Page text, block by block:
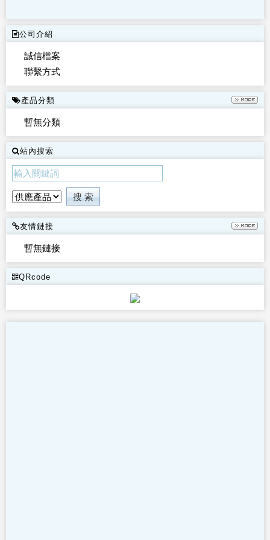
公司介紹
誠信檔案
聯繫方式
產品分類
暫無分類
站內搜索
友情鏈接
暫無鏈接
QRcode